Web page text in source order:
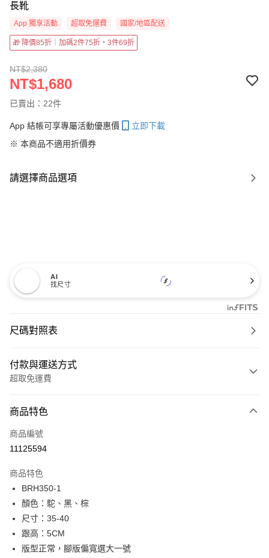
長靴
App 獨享活動 超取免運費 國家/地區配送
🎁 降價85折｜加碼2件75折・3件69折
NT$2,380
NT$1,680
已賣出：22件
App 結帳可享專屬活動優惠價
立即下載
※ 本商品不適用折價券
請選擇商品選項
AI
找尺寸
尺碼對照表
付款與運送方式
超取免運費
信用卡一次付款
超商取貨付款
Apple Pay
街口支付
悠遊付
Google Pay
商品特色
商品編號
11125594
商品特色
BRH350-1
顏色：駝、黑、棕
尺寸：35-40
跟高：5CM
版型正常，腳版偏寬選大一號